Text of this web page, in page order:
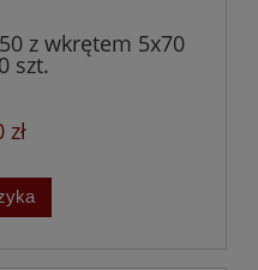
z wkrętem 5x70
szt.
zł